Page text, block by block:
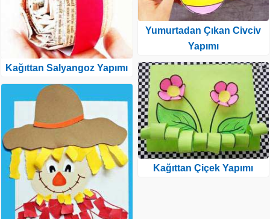
Kağıttan Salyangoz Yapımı
Yumurtadan Çıkan Civciv
Yapımı
Kağıttan Çiçek Yapımı